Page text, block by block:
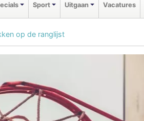
Sport Uitgaan Vacatures
op de ranglijst